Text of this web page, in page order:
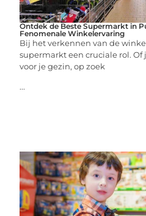
Ontdek de Beste Supermarkt in
Fenomenale Winkelervaring
Bij het verkennen van de
supermarkt een cruciale rol.
voor je gezin, op zoek
...